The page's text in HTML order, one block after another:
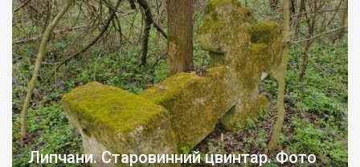
Липчани. Старовинний цвинтар. Фото